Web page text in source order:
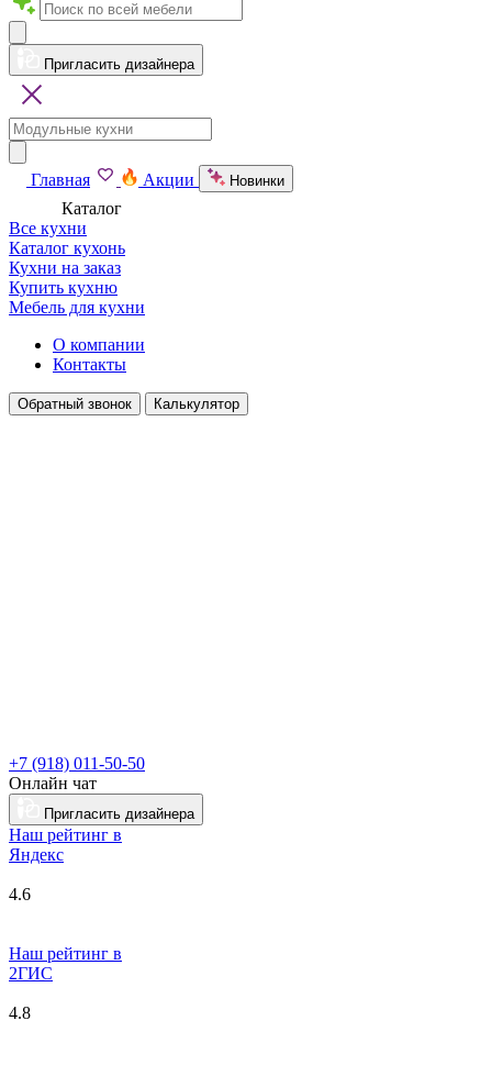
Пригласить дизайнера
Главная Акции Новинки
Каталог
Все кухни
Каталог кухонь
Кухни на заказ
Купить кухню
Мебель для кухни
О компании
Контакты
Обратный звонок Калькулятор
+7 (918) 011-50-50
Онлайн чат
Пригласить дизайнера
Наш рейтинг в
Яндекс
4.6
Наш рейтинг в
2ГИС
4.8